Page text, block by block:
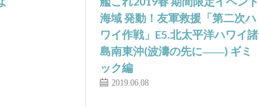
海域 発動！友軍救援「第二次ハ
ワイ作戦」E5.北太平洋ハワイ諸
島南東沖(波濤の先に――) ギミ
ック編
2019.06.08